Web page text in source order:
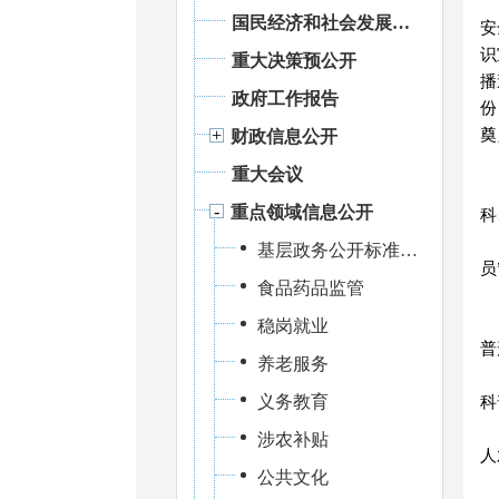
国民经济和社会发展统计信息
重大决策预公开
政府工作报告
财政信息公开
重大会议
重点领域信息公开
基层政务公开标准化规范化建设
食品药品监管
稳岗就业
养老服务
义务教育
涉农补贴
公共文化
员